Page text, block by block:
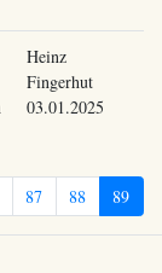
Heinz
Fingerhut
03.01.2025
87 88 89